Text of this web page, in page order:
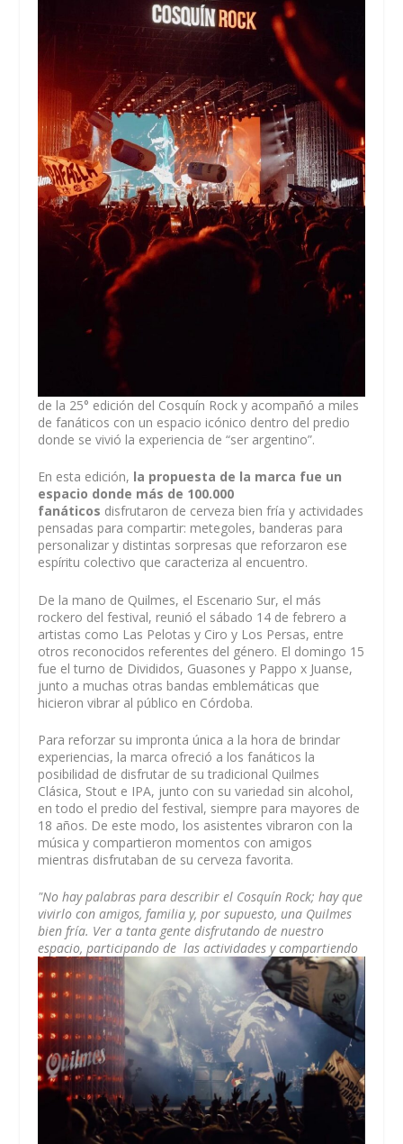
de la 25° edición del Cosquín Rock y acompañó a miles
de fanáticos con un espacio icónico dentro del predio
donde se vivió la experiencia de “ser argentino”.
En esta edición, la propuesta de la marca fue un
espacio donde más de 100.000
fanáticos disfrutaron de cerveza bien fría y actividades
pensadas para compartir: metegoles, banderas para
personalizar y distintas sorpresas que reforzaron ese
espíritu colectivo que caracteriza al encuentro.
De la mano de Quilmes, el Escenario Sur, el más
rockero del festival, reunió el sábado 14 de febrero a
artistas como Las Pelotas y Ciro y Los Persas, entre
otros reconocidos referentes del género. El domingo 15
fue el turno de Divididos, Guasones y Pappo x Juanse,
junto a muchas otras bandas emblemáticas que
hicieron vibrar al público en Córdoba.
Para reforzar su impronta única a la hora de brindar
experiencias, la marca ofreció a los fanáticos la
posibilidad de disfrutar de su tradicional Quilmes
Clásica, Stout e IPA, junto con su variedad sin alcohol,
en todo el predio del festival, siempre para mayores de
18 años. De este modo, los asistentes vibraron con la
música y compartieron momentos con amigos
mientras disfrutaban de su cerveza favorita.
"No hay palabras para describir el Cosquín Rock; hay que
vivirlo con amigos, familia y, por supuesto, una Quilmes
bien fría. Ver a tanta gente disfrutando de nuestro
espacio, participando de las actividades y compartiendo